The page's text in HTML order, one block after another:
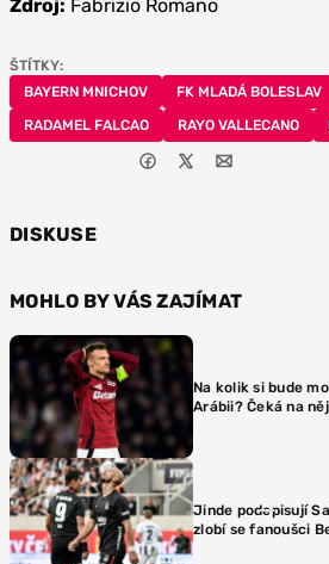
Zdroj: Fabrizio Romano
ŠTÍTKY:
BAYERN MNICHOV
FK MLADÁ BOLESLAV
RADAMEL FALCAO
RAYO VALLECANO
DISKUSE
MOHLO BY VÁS ZAJÍMAT
Na kolik si bude
Arábii? Čeká na
Jinde podepisují
zlobí se fanoušci